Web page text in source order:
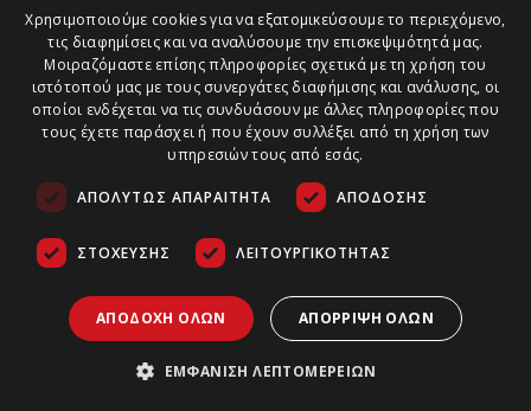
Χρησιμοποιούμε cookies για να εξατομικεύσουμε το περιεχόμενο,
τις διαφημίσεις και να αναλύσουμε την επισκεψιμότητά μας.
Μοιραζόμαστε επίσης πληροφορίες σχετικά με τη χρήση του
ιστότοπού μας με τους συνεργάτες διαφήμισης και ανάλυσης, οι
οποίοι ενδέχεται να τις συνδυάσουν με άλλες πληροφορίες που
τους έχετε παράσχει ή που έχουν συλλέξει από τη χρήση των
υπηρεσιών τους από εσάς.
ΑΠΟΛΎΤΩΣ ΑΠΑΡΑΊΤΗΤΑ ΑΠΌΔΟΣΗΣ
ΣΤΌΧΕΥΣΗΣ ΛΕΙΤΟΥΡΓΙΚΌΤΗΤΑΣ
ΑΠΟΔΟΧΉ ΌΛΩΝ ΑΠΌΡΡΙΨΗ ΌΛΩΝ
ΕΜΦΆΝΙΣΗ ΛΕΠΤΟΜΕΡΕΙΏΝ